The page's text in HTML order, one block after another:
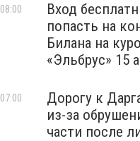
Вход
попасть на
Билана на
«Эльбрус» 15
08:00
Дорогу к
из-за
части после
07:00